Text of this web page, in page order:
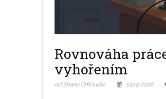
Rovnováha
vyhořením
od Shane O'Rourke srp 9 2026